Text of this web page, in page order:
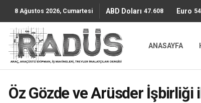
8 Ağustos 2026, Cumartesi ABD Doları 47.6085 Euro
ANASAYFA
Öz Gözde ve Arüsder İşbirliği